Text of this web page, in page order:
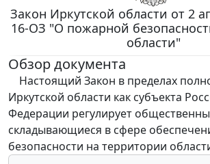
Закон Иркутской области от 2
16-ОЗ "О пожарной
области"
Обзор документа
Настоящий Закон в пределах
Иркутской области как субъекта
Федерации регулирует
складывающиеся в сфере
безопасности на территории